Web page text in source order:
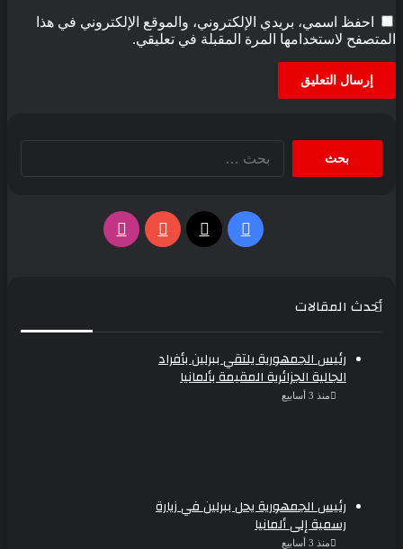
احفظ اسمي، بريدي الإلكتروني، والموقع الإلكتروني في هذا
لاستخدامها المرة المقبلة في تعليقي.
فيسبوك
‫X
‫YouTubeانستقرام
أحدث المقالات
رئيس الجمهورية يلتقي ببرلين بأفراد
الجالية الجزائرية المقيمة بألمانيا
منذ 3 أسابيع
رئيس الجمهورية يحل ببرلين في زيارة
رسمية إلى ألمانيا
منذ 3 أسابيع